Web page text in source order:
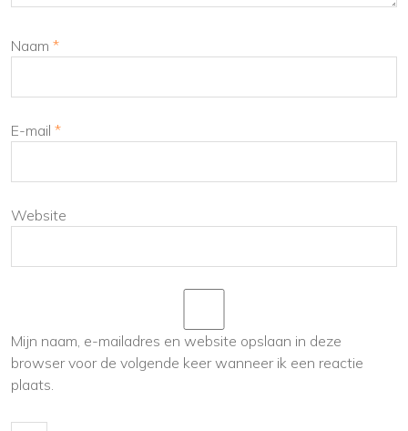
Naam *
E-mail *
Website
Mijn naam, e-mailadres en website opslaan in deze
browser voor de volgende keer wanneer ik een reactie
plaats.